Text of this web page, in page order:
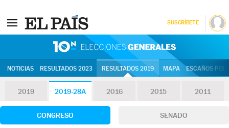
SUSCRÍBETE
NOTICIAS RESULTADOS 2023 RESULTADOS 2019 MAPA ESCAÑOS
2019 2019-28A 2016 2015 2011
CONGRESO SENADO